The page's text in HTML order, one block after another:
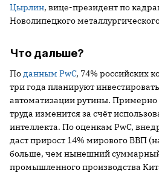
Цырлин, вице-президент по
Новолипецкого
Что дальше?
Поданным PwC, 74% российских
три года планируют
автоматизации рутины. Примерно
труда изменится за счёт
интеллекта. По оценкам PwC,
даст прирост 14% мирового ВВП
больше, чем нынешний
промышленного производства